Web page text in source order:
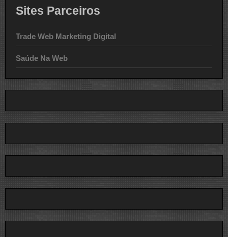
Sites Parceiros
Trade Web Marketing Digital
Saúde Na Web